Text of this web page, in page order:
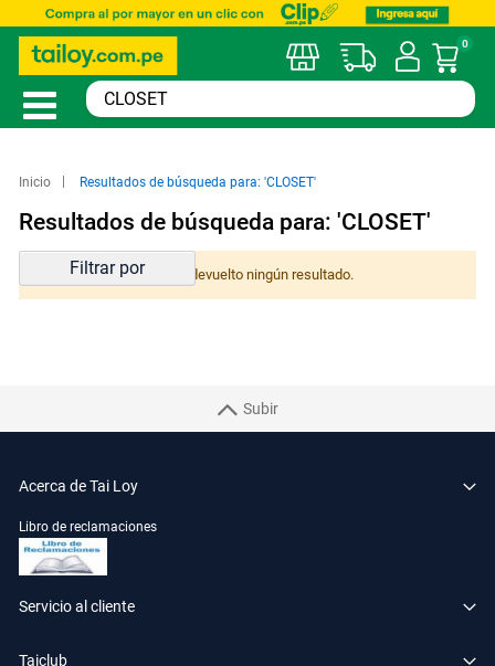
Mi
0
Inicio Resultados de búsqueda para: 'CLOSET'
Resultados de búsqueda para: 'CLOSET'
La búsqueda no ha devuelto ningún resultado.
Filtrar por
Subir
Acerca de Tai Loy
Libro de reclamaciones
Servicio al cliente
Taiclub